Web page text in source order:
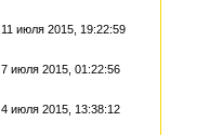
11 июля 2015, 19:22:59
7 июля 2015, 01:22:56
4 июля 2015, 13:38:12